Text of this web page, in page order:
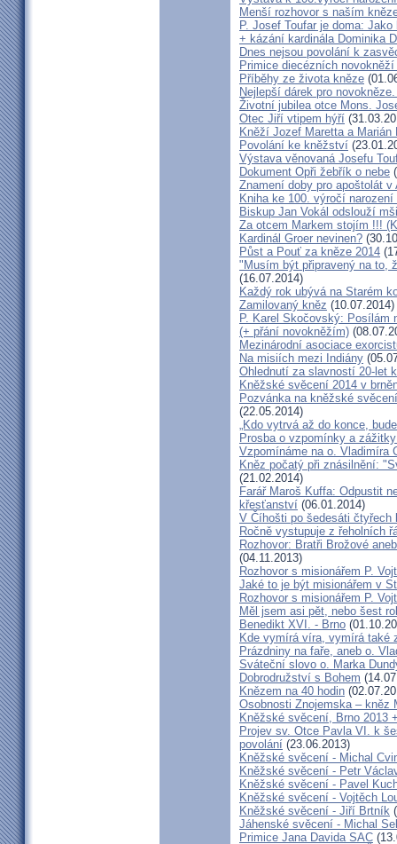
Menší rozhovor s naším
P. Josef Toufar je doma:
+ kázání kardinála Dominika
Dnes nejsou povolání k
Primice diecézních
Příběhy ze života kněze
Nejlepší dárek pro
Životní jubilea otce Mons.
Otec Jiří vtipem hýří
Kněží Jozef Maretta a Marián
Povolání ke kněžství
Výstava věnovaná Josefu
Dokument Opři žebřík o nebe
Znamení doby pro apoštolát v
Kniha ke 100. výročí narození
Biskup Jan Vokál odslouží
Za otcem Markem stojím !!!
Kardinál Groer nevinen?
Půst a Pouť za kněze 2014
"Musím být připravený na to,
(16.07.2014)
Každý rok ubývá na Starém
Zamilovaný kněz (10.07.2014)
P. Karel Skočovský: Posílám
(+ přání novokněžím)
Mezinárodní asociace
Na misiích mezi Indiány
Ohlednutí za slavností 20-let
Kněžské svěcení 2014 v
Pozvánka na kněžské
(22.05.2014)
„Kdo vytrvá až do konce,
Prosba o vzpomínky a
Vzpomínáme na o. Vladimíra
Kněz počatý při znásilnění:
(21.02.2014)
Farář Maroš Kuffa: Odpustit
křesťanství (06.01.2014)
V Číhošti po šedesáti čtyřech
Ročně vystupuje z řeholních
Rozhovor: Bratři Brožové
(04.11.2013)
Rozhovor s misionářem P.
Jaké to je být misionářem v
Rozhovor s misionářem P.
Měl jsem asi pět, nebo šest
Benedikt XVI. - Brno
Kde vymírá víra, vymírá také
Prázdniny na faře, aneb o.
Sváteční slovo o. Marka
Dobrodružství s Bohem
Knězem na 40 hodin
Osobnosti Znojemska – kněz
Kněžské svěcení, Brno 2013
Projev sv. Otce Pavla VI. k
povolání (23.06.2013)
Kněžské svěcení - Michal
Kněžské svěcení - Petr
Kněžské svěcení - Pavel
Kněžské svěcení - Vojtěch
Kněžské svěcení - Jiří Brtník
Jáhenské svěcení - Michal
Primice Jana Davida SAC